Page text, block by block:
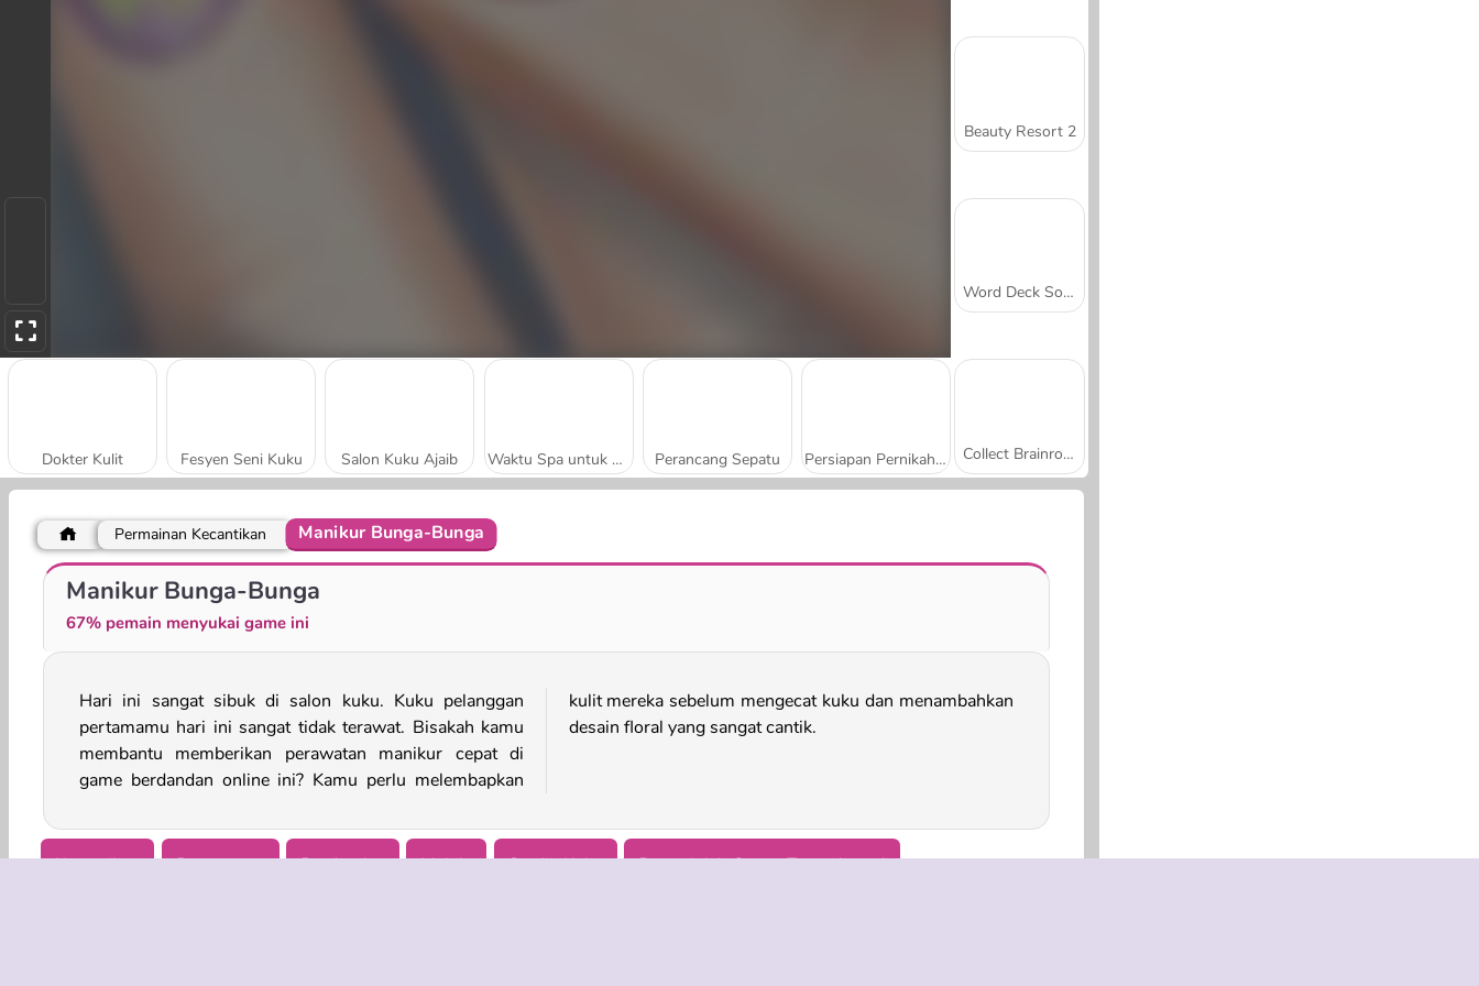
Dokter Kulit Fesyen Seni Kuku Salon Kuku Ajaib Waktu Spa untuk Ayah Perancang Sepatu Persiapan Pernikahan Gadis Pirang
Beauty Resort 2
Word Deck Solitaire
Collect Brainrot Arena
Permainan Kecantikan Manikur Bunga-Bunga
Manikur Bunga-Bunga
67% pemain menyukai game ini
Hari ini sangat sibuk di salon kuku. Kuku pelanggan
pertamamu hari ini sangat tidak terawat. Bisakah kamu
membantu memberikan perawatan manikur cepat di
game berdandan online ini? Kamu perlu melembapkan
kulit mereka sebelum mengecat kuku dan menambahkan
desain floral yang sangat cantik.
Kecantikan Perempuan Berdandan Mobile Studio Kuku Bermainlah Game, Tetap Aman!